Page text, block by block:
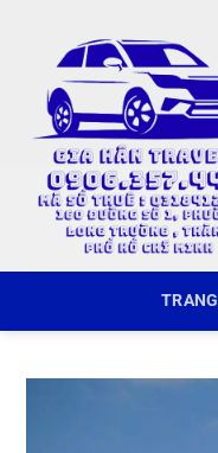
content